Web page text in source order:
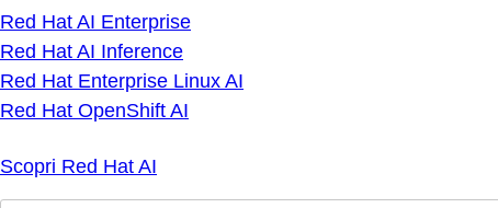
Red Hat AI Enterprise
Red Hat AI Inference
Red Hat Enterprise Linux AI
Red Hat OpenShift AI
Scopri Red Hat AI